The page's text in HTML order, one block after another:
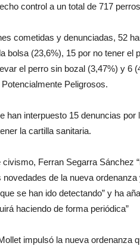
control a un total de 717
cometidas y denunciadas, 52
bolsa (23,6%), 15 por no tener
el perro sin bozal (3,47%) y 6
Peligrosos.
han interpuesto 15 denuncias
la cartilla sanitaria.
civismo, Ferran Segarra Sánchez
de la nueva
se han ido detectando” y ha
haciendo de forma periódica”
impulsó la nueva ordenanza